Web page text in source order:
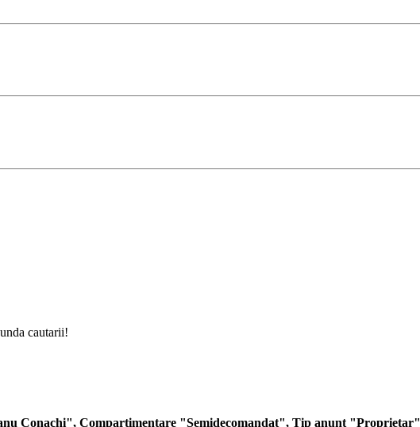
cautarii!
Conachi", Compartimentare "Semidecomandat", Tip anunt "Proprietar"